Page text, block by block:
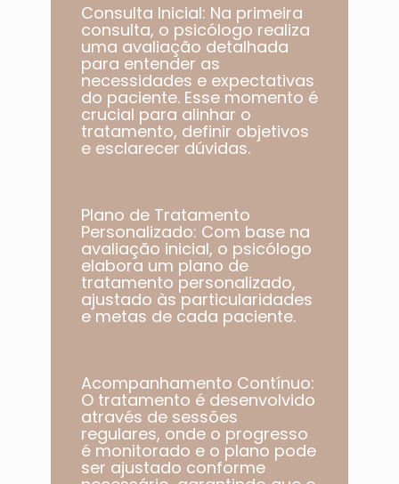
Consulta Inicial: Na primeira
consulta, o psicólogo realiza
uma avaliação detalhada
para entender as
necessidades e expectativas
do paciente. Esse momento é
crucial para alinhar o
tratamento, definir objetivos
e esclarecer dúvidas.
Plano de Tratamento
Personalizado: Com base na
avaliação inicial, o psicólogo
elabora um plano de
tratamento personalizado,
ajustado às particularidades
e metas de cada paciente.​
Acompanhamento Contínuo:
O tratamento é desenvolvido
através de sessões
regulares, onde o progresso
é monitorado e o plano pode
ser ajustado conforme